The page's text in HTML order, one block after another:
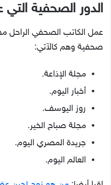
الدور الصحفية
عمل الكاتب الصحفي الراحل
صحفية وهم كالآتي:
مجلة الإذاعة.
أخبار اليوم.
روز اليوسف.
مجلة صباح الخير.
جريدة المصري اليوم.
العالم اليوم.